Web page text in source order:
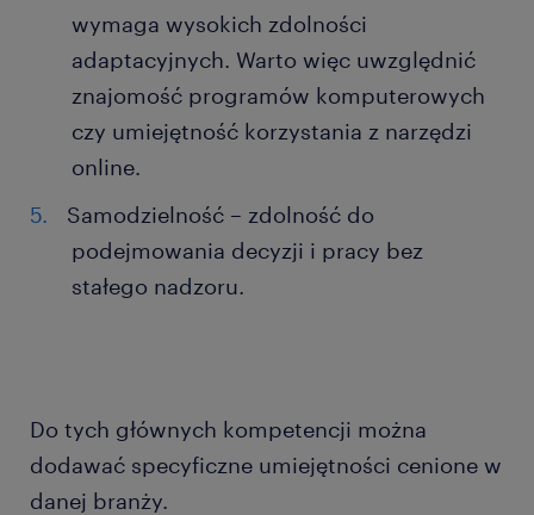
wymaga wysokich zdolności
adaptacyjnych. Warto więc uwzględnić
znajomość programów komputerowych
czy umiejętność korzystania z narzędzi
online.
Samodzielność – zdolność do
podejmowania decyzji i pracy bez
stałego nadzoru.
Do tych głównych kompetencji można
dodawać specyficzne umiejętności cenione w
danej branży.